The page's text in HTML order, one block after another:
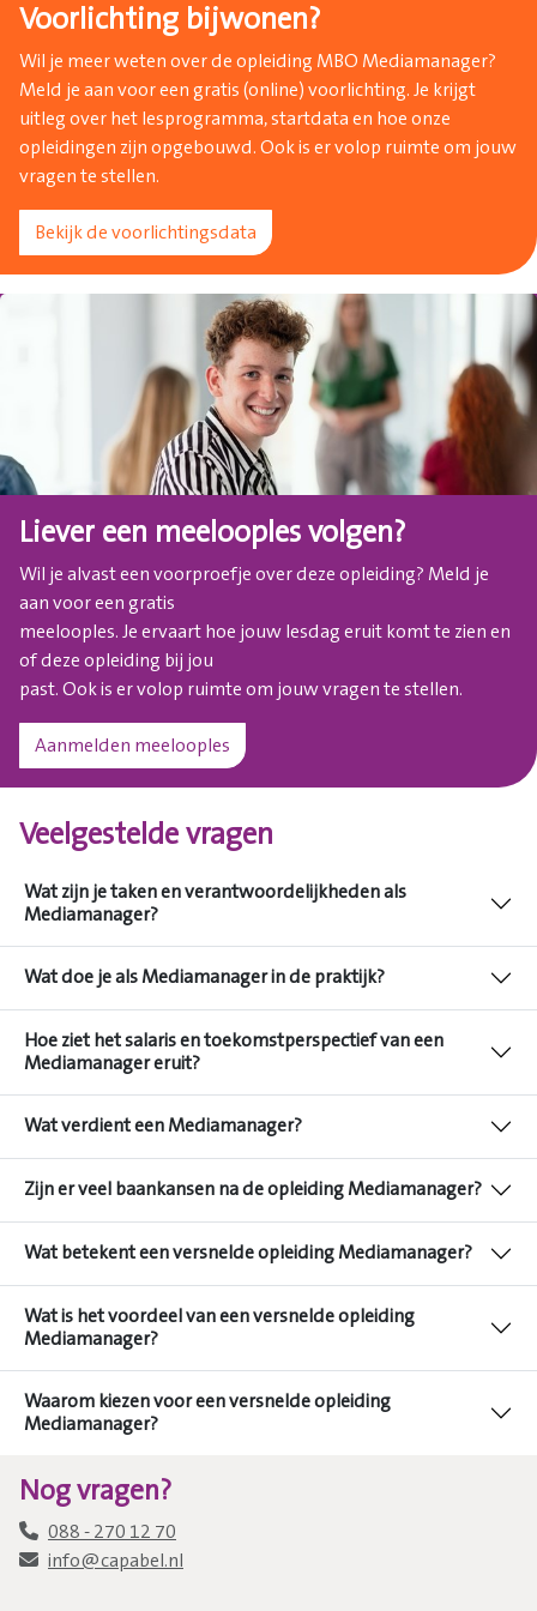
Voorlichting bijwonen?
Wil je meer weten over de opleiding MBO Mediamanager?
Meld je aan voor een gratis (online) voorlichting. Je krijgt
uitleg over het lesprogramma, startdata en hoe onze
opleidingen zijn opgebouwd. Ook is er volop ruimte om jouw
vragen te stellen.
Bekijk de voorlichtingsdata
Liever een meelooples volgen?
Wil je alvast een voorproefje over deze opleiding? Meld je
aan voor een gratis
meelooples. Je ervaart hoe jouw lesdag eruit komt te zien en
of deze opleiding bij jou
past. Ook is er volop ruimte om jouw vragen te stellen.
Aanmelden meelooples
Veelgestelde vragen
Wat zijn je taken en verantwoordelijkheden als
Mediamanager?
Wat doe je als Mediamanager in de praktijk?
Hoe ziet het salaris en toekomstperspectief van een
Mediamanager eruit?
Wat verdient een Mediamanager?
Zijn er veel baankansen na de opleiding Mediamanager?
Wat betekent een versnelde opleiding Mediamanager?
Wat is het voordeel van een versnelde opleiding
Mediamanager?
Waarom kiezen voor een versnelde opleiding
Mediamanager?
Nog vragen?
088 - 270 12 70
info@capabel.nl